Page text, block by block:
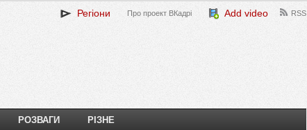
Регіони Про проект ВКадрі Add video RSS
РОЗВАГИ РІЗНЕ